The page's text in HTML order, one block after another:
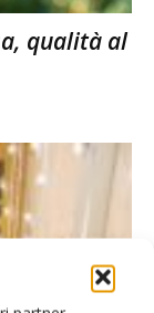
qualità al